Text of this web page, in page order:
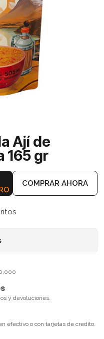
Ají de
165 gr
COMPRAR AHORA
y devoluciones.
efectivo o con tarjetas de credito.